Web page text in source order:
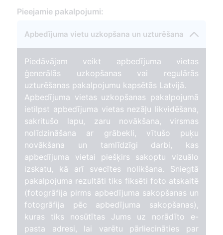
48
1
Pieejamie pakalpojumi:
Apbedījuma vietu uzkopšana un uzturēšana
Piedāvājam veikt apbedījuma vietas
ģenerālās uzkopšanas vai regulārās
uzturēšanas pakalpojumu kapsētās Latvijā.
Apbedījuma vietas uzkopšanas pakalpojumā
ietilpst apbedījuma vietas nezāļu likvidēšana,
sakritušo lapu, zaru novākšana, virsmas
nolīdzināšana ar grābekli, vītušo puķu
novākšana un tamlīdzīgi darbi, kas
apbedījuma vietai piešķirs sakoptu vizuālo
izskatu, kā arī svecītes nolikšana. Sniegtā
pakalpojuma rezultāti tiks fiksēti foto atskaitē
(fotogrāfija pirms apbedījuma sakopšanas un
fotogrāfija pēc apbedījuma sakopšanas),
kuras tiks nosūtītas Jums uz norādīto e-
pasta adresi, lai varētu pārliecināties par